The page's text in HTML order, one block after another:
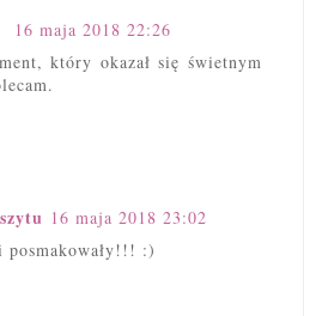
16 maja 2018 22:26
który okazał się świetnym
16 maja 2018 23:02
posmakowały!!! :)